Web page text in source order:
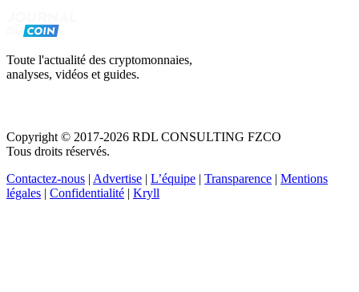
Toute l'actualité des cryptomonnaies,
analyses, vidéos et guides.
Copyright © 2017-2026 RDL CONSULTING FZCO
Tous droits réservés.
Contactez-nous | Advertise | L’équipe | Transparence | Mentions
légales | Confidentialité | Kryll